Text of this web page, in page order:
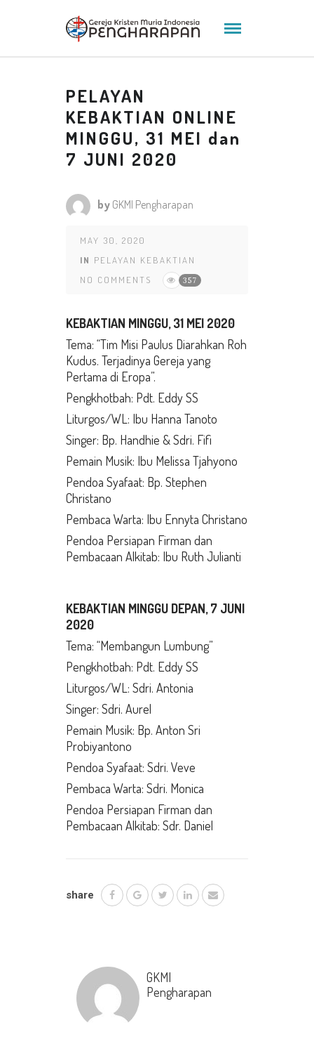
PELAYAN
KEBAKTIAN ONLINE
MINGGU, 31 MEI dan
7 JUNI 2020
by GKMI Pengharapan
MAY 30, 2020
IN PELAYAN KEBAKTIAN
NO COMMENTS
357
KEBAKTIAN MINGGU, 31 MEI 2020
Tema: “Tim Misi Paulus Diarahkan Roh
Kudus. Terjadinya Gereja yang
Pertama di Eropa”.
Pengkhotbah: Pdt. Eddy SS
Liturgos/WL: Ibu Hanna Tanoto
Singer: Bp. Handhie & Sdri. Fifi
Pemain Musik: Ibu Melissa Tjahyono
Pendoa Syafaat: Bp. Stephen
Christano
Pembaca Warta: Ibu Ennyta Christano
Pendoa Persiapan Firman dan
Pembacaan Alkitab: Ibu Ruth Julianti
KEBAKTIAN MINGGU DEPAN, 7 JUNI
2020
Tema: “Membangun Lumbung”
Pengkhotbah: Pdt. Eddy SS
Liturgos/WL: Sdri. Antonia
Singer: Sdri. Aurel
Pemain Musik: Bp. Anton Sri
Probiyantono
Pendoa Syafaat: Sdri. Veve
Pembaca Warta: Sdri. Monica
Pendoa Persiapan Firman dan
Pembacaan Alkitab: Sdr. Daniel
share
GKMI
Pengharapan